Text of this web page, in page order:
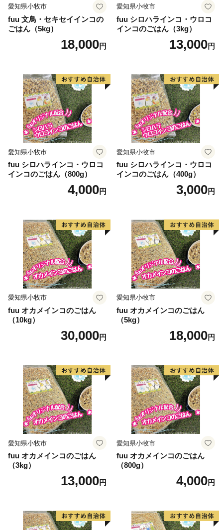
愛知県小牧市
fuu 文鳥・セキセイインコの
ごはん（5kg）
18,000円
愛知県小牧市
fuu シロハラインコ・ウロコ
インコのごはん（3kg）
13,000円
愛知県小牧市
fuu シロハラインコ・ウロコ
インコのごはん（800g）
4,000円
愛知県小牧市
fuu シロハラインコ・ウロコ
インコのごはん（400g）
3,000円
愛知県小牧市
fuu オカメインコのごはん
（10kg）
30,000円
愛知県小牧市
fuu オカメインコのごはん
（5kg）
18,000円
愛知県小牧市
fuu オカメインコのごはん
（3kg）
13,000円
愛知県小牧市
fuu オカメインコのごはん
（800g）
4,000円